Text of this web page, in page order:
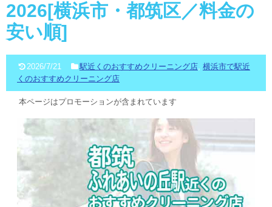
2026[横浜市・都筑区／料金の
安い順]
2026/7/21 駅近くのおすすめクリーニング店, 横浜市で駅近
くのおすすめクリーニング店
本ページはプロモーションが含まれています